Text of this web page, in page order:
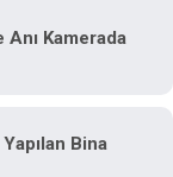
Anı Kamerada
Bina